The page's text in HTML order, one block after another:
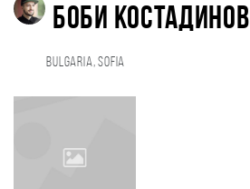
Боби Костадинов
Bulgaria, Sofia